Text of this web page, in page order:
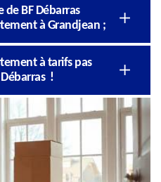
de BF Débarras
à Grandjean ;
à tarifs pas
Débarras !